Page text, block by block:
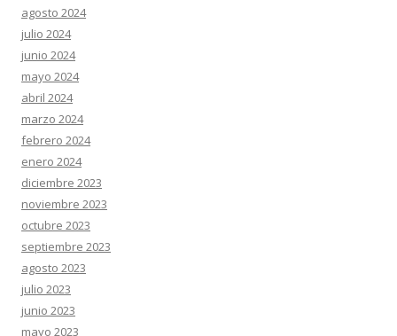
agosto 2024
julio 2024
junio 2024
mayo 2024
abril 2024
marzo 2024
febrero 2024
enero 2024
diciembre 2023
noviembre 2023
octubre 2023
septiembre 2023
agosto 2023
julio 2023
junio 2023
mayo 2023